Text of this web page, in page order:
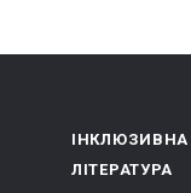
ІНКЛЮЗИВНА
ЛІТЕРАТУРА